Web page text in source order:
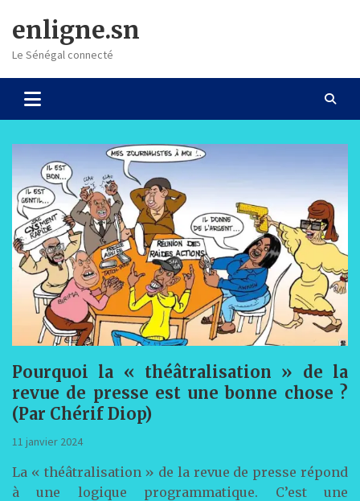
content
enligne.sn
Le Sénégal connecté
Pourquoi la « théâtralisation » de la
revue de presse est une bonne chose ?
(Par Chérif Diop)
11 janvier 2024
La « théâtralisation » de la revue de presse répond
à une logique programmatique. C’est une